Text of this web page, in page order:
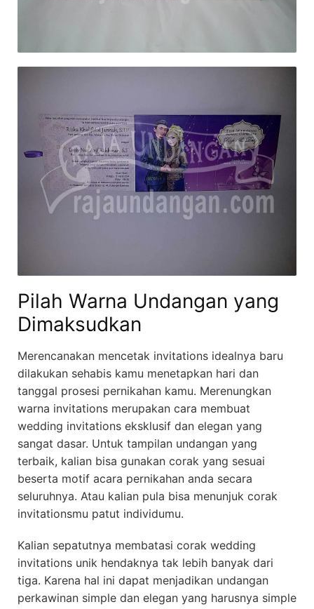
Pilah Warna Undangan yang
Dimaksudkan
Merencanakan mencetak invitations idealnya baru
dilakukan sehabis kamu menetapkan hari dan
tanggal prosesi pernikahan kamu. Merenungkan
warna invitations merupakan cara membuat
wedding invitations eksklusif dan elegan yang
sangat dasar. Untuk tampilan undangan yang
terbaik, kalian bisa gunakan corak yang sesuai
beserta motif acara pernikahan anda secara
seluruhnya. Atau kalian pula bisa menunjuk corak
invitationsmu patut individumu.
Kalian sepatutnya membatasi corak wedding
invitations unik hendaknya tak lebih banyak dari
tiga. Karena hal ini dapat menjadikan undangan
perkawinan simple dan elegan yang harusnya simple